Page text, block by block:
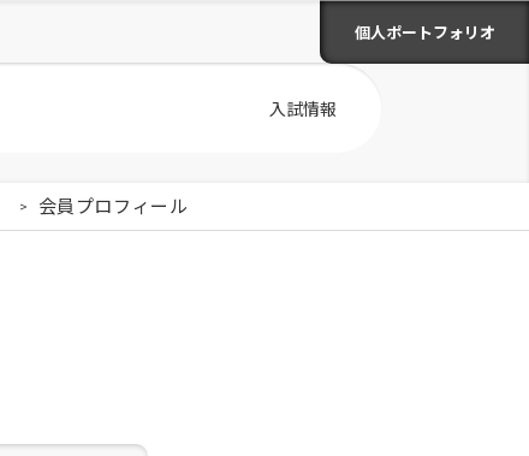
個人ポートフォリオ
入試情報
会員プロフィール